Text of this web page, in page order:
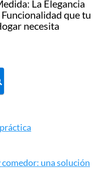
La Elegancia
que tu
necesita
una solución